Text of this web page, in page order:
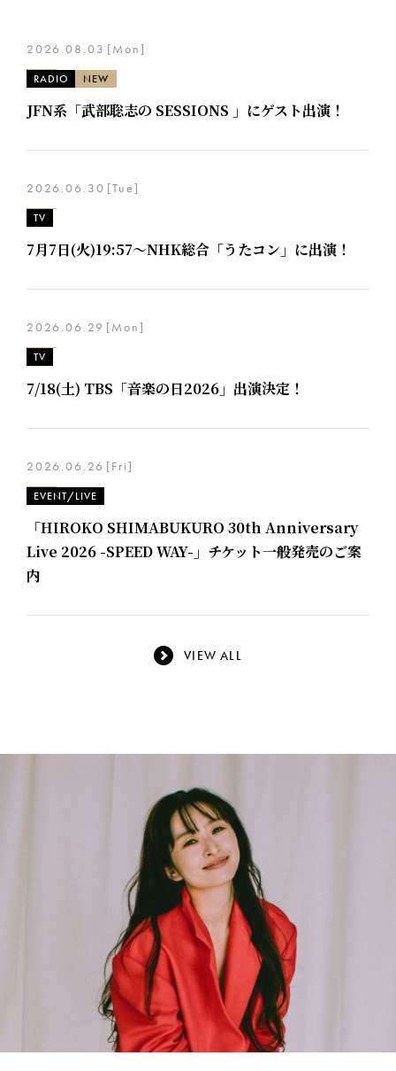
2026.08.03 [Mon]
RADIO NEW
JFN系「武部聡志の SESSIONS 」にゲスト出演！
2026.06.30 [Tue]
TV
7月7日(火)19:57～NHK総合「うたコン」に出演！
2026.06.29 [Mon]
TV
7/18(土) TBS「音楽の日2026」出演決定！
2026.06.26 [Fri]
EVENT/LIVE
「HIROKO SHIMABUKURO 30th Anniversary
Live 2026 -SPEED WAY-」チケット一般発売のご案
内
VIEW ALL